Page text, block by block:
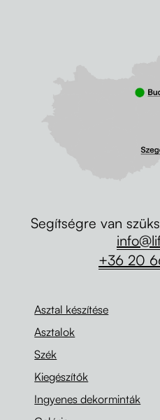
Asztal készítése
Asztalok
Szék
Kiegészítők
Ingyenes dekorminták
Segítségre van
+36 20